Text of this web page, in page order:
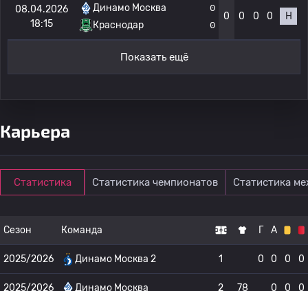
08.04.2026
18:15
Динамо Москва
Краснодар
0
0
0 0 0 0 Н
Показать ещё
Карьера
Статистика Статистика чемпионатов Статистика
Сезон Команда Г А
2025/2026 Динамо Москва 2 1 0 0 0 0
2025/2026 Динамо Москва 2 78 0 0 0